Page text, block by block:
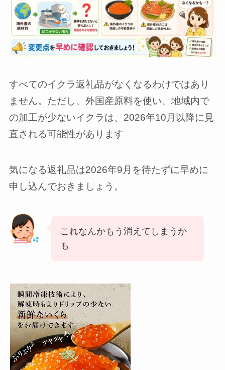
すべてのイクラ返礼品がなくなるわけではあり
ません。ただし、外国産原料を使い、地域内で
の加工が少ないイクラは、2026年10月以降に見
直される可能性があります
気になる返礼品は2026年9月を待たずに早めに
申し込んでおきましょう。
これなんかもう消えてしまうか
も